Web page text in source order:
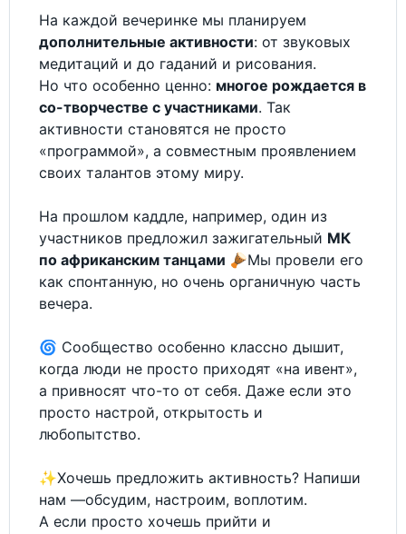
На каждой вечеринке мы планируем
дополнительные активности: от звуковых
медитаций и до гаданий и рисования.
Но что особенно ценно: многое рождается в
со-творчестве с участниками. Так
активности становятся не просто
«программой», а совместным проявлением
своих талантов этому миру.
На прошлом каддле, например, один из
участников предложил зажигательный МК
по африканским танцами 🪘Мы провели его
как спонтанную, но очень органичную часть
вечера.
🌀 Сообщество особенно классно дышит,
когда люди не просто приходят «на ивент»,
а привносят что-то от себя. Даже если это
просто настрой, открытость и
любопытство.
✨Хочешь предложить активность? Напиши
нам —обсудим, настроим, воплотим.
А если просто хочешь прийти и